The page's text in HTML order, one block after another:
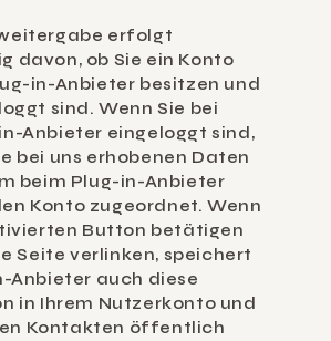
erfolgt
davon, ob Sie ein Konto
in-Anbieter besitzen und
sind. Wenn Sie bei
Anbieter eingeloggt sind,
bei uns erhobenen Daten
beim Plug-in-Anbieter
Konto zugeordnet. Wenn
Button betätigen
Seite verlinken, speichert
Anbieter auch diese
in Ihrem Nutzerkonto und
Kontakten öffentlich